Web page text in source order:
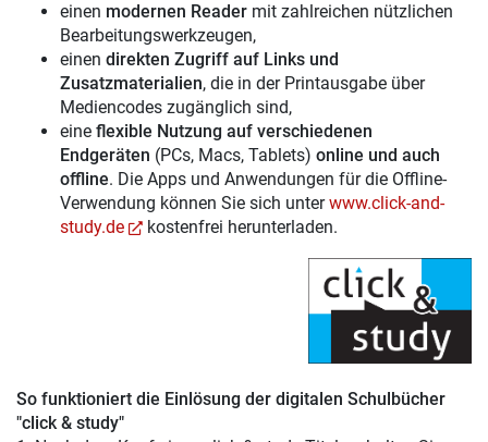
einen modernen Reader mit zahlreichen nützlichen
Bearbeitungswerkzeugen,
einen direkten Zugriff auf Links und
Zusatzmaterialien, die in der Printausgabe über
Mediencodes zugänglich sind,
eine flexible Nutzung auf verschiedenen
Endgeräten (PCs, Macs, Tablets) online und auch
offline. Die Apps und Anwendungen für die Offline-
Verwendung können Sie sich unterwww.click-and-
study.de
kostenfrei herunterladen.
So funktioniert die Einlösung der digitalen Schulbücher
"click & study"